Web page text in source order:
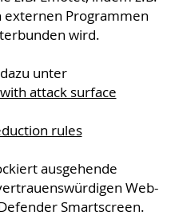
externen Programmen
wird.
unter
attack surface
rules
ausgehende
Web-
Smartscreen.